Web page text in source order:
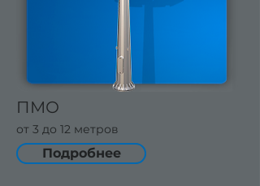
ПМО
от 3 до 12 метров
Подробнее